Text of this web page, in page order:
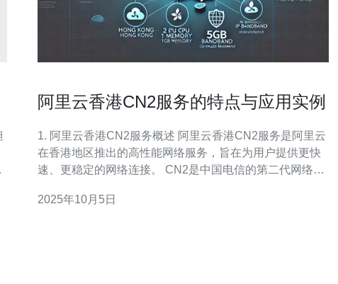
阿里云香港CN2服务的特点与应用实例
1. 阿里云香港CN2服务概述 阿里云香港CN2服务是阿里云
在香港地区推出的高性能网络服务，旨在为用户提供更快
速、更稳定的网络连接。 CN2是中国电信的第二代网络，
需要高可用性的互联网应用，如在线游戏、视频直播及大
2025年10月5日